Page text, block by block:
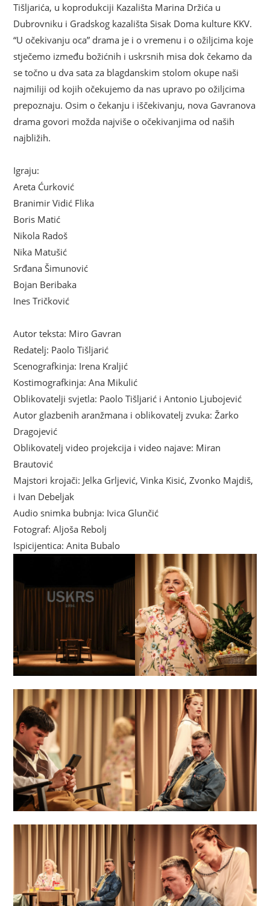
Tišljarića, u koprodukciji Kazališta Marina Držića u
Dubrovniku i Gradskog kazališta Sisak Doma kulture KKV.
“U očekivanju oca” drama je i o vremenu i o ožiljcima koje
stječemo između božićnih i uskrsnih misa dok čekamo da
se točno u dva sata za blagdanskim stolom okupe naši
najmiliji od kojih očekujemo da nas upravo po ožiljcima
prepoznaju. Osim o čekanju i iščekivanju, nova Gavranova
drama govori možda najviše o očekivanjima od naših
najbližih.
Igraju:
Areta Ćurković
Branimir Vidić Flika
Boris Matić
Nikola Radoš
Nika Matušić
Srđana Šimunović
Bojan Beribaka
Ines Tričković
Autor teksta: Miro Gavran
Redatelj: Paolo Tišljarić
Scenografkinja: Irena Kraljić
Kostimografkinja: Ana Mikulić
Oblikovatelji svjetla: Paolo Tišljarić i Antonio Ljubojević
Autor glazbenih aranžmana i oblikovatelj zvuka: Žarko
Dragojević
Oblikovatelj video projekcija i video najave: Miran
Brautović
Majstori krojači: Jelka Grljević, Vinka Kisić, Zvonko Majdiš,
i Ivan Debeljak
Audio snimka bubnja: Ivica Glunčić
Fotograf: Aljoša Rebolj
Ispicijentica: Anita Bubalo